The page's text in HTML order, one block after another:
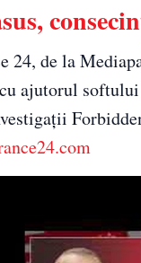
24, de la
ajutorul